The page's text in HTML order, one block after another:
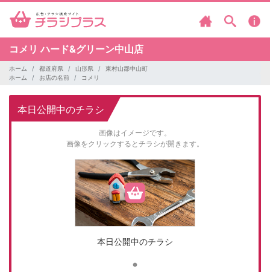
コメリハード&グリーン中山店
ホーム 都道府県 山形県
東村山郡中山町
ホーム
お店の名前 コメリ
本日公開中のチラシ
画像はイメージです。
画像をクリックするとチラシが開きます。
本日公開中のチラシ